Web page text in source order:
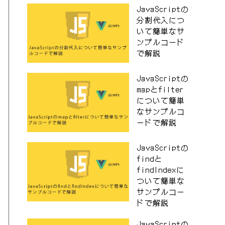
JavaScriptの
分割代入につ
いて簡単なサ
ンプルコード
で解説
JavaScriptの
mapとfilter
について簡単
なサンプルコ
ードで解説
JavaScriptの
findと
findIndexに
ついて簡単な
サンプルコー
ドで解説